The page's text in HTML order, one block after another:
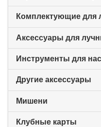
Комплектующие для
Аксессуары для
Инструменты для
Другие аксессуары
Мишени
Клубные карты